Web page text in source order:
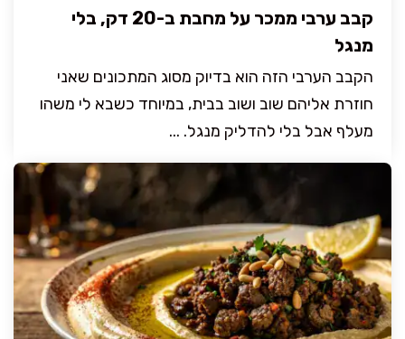
קבב ערבי ממכר על מחבת ב-20 דק, בלי
מנגל
הקבב הערבי הזה הוא בדיוק מסוג המתכונים שאני
חוזרת אליהם שוב ושוב בבית, במיוחד כשבא לי משהו
מעלף אבל בלי להדליק מנגל. ...